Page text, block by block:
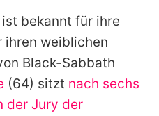
Richtlinien
bekannt für ihre
ihren weiblichen
Black-Sabbath
(64) sitzt nach sechs
der Jury der